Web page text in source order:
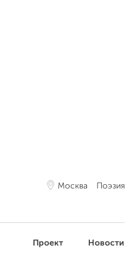
Москва Поэзия
Проект Новости